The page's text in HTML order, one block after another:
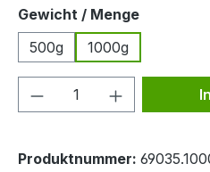
Gewicht / Mengeauswählen
500g
1000g
Produkt Anzahl:
Produktnummer: